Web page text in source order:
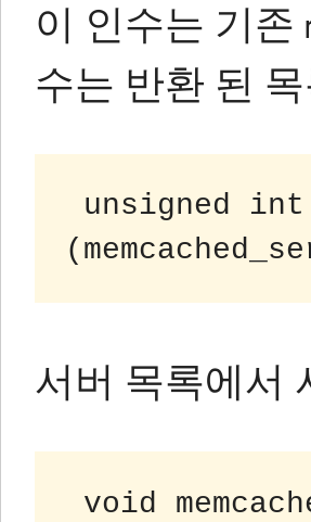
이 인수는 기존
수는 반환 된
unsigned int
서버 목록에서